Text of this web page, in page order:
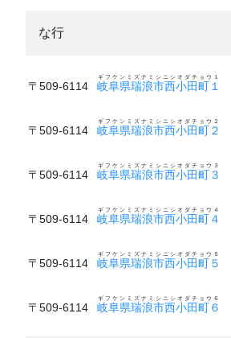
な行
〒509-6114 岐阜県瑞浪市西小田町１
ギフケンミズナミシニシオダチョウ１
〒509-6114 岐阜県瑞浪市西小田町２
ギフケンミズナミシニシオダチョウ２
〒509-6114 岐阜県瑞浪市西小田町３
ギフケンミズナミシニシオダチョウ３
〒509-6114 岐阜県瑞浪市西小田町４
ギフケンミズナミシニシオダチョウ４
〒509-6114 岐阜県瑞浪市西小田町５
ギフケンミズナミシニシオダチョウ５
〒509-6114 岐阜県瑞浪市西小田町６
ギフケンミズナミシニシオダチョウ６